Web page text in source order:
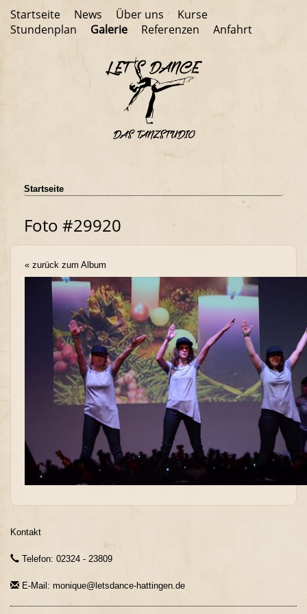
Startseite News Über uns
Kurse
Stundenplan
Galerie Referenzen Anfahrt
Startseite
Foto #29920
« zurück zum Album
Kontakt
Telefon: 02324 - 23809
E-Mail: monique@letsdance-hattingen.de